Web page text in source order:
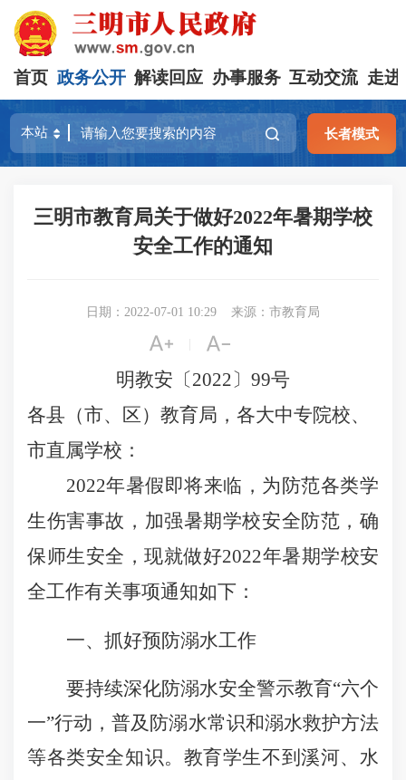
首页 政务公开 解读回应 办事服务 互动交流 走进
长者模式
三明市教育局关于做好2022年暑期学校
安全工作的通知
日期：2022-07-01 10:29 来源：市教育局
 
明教安〔2022〕 99号
各县（市、区）教育局，各大中专院校、
市直属学校：
2022年暑假即将来临，为防范各类学
生伤害事故，加强暑期学校安全防范，确
保师生安全，现就做好2022年暑期学校安
全工作有关事项通知如下：
一、抓好预防溺水工作
要持续深化防溺水安全警示教育“六个
一”行动，普及防溺水常识和溺水救护方法
等各类安全知识。教育学生不到溪河、水